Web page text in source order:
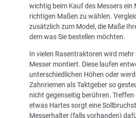
wichtig beim Kauf des Messers ein
richtigen Maßen zu wählen.
zusätzlich zum Model, die Maße
dem was Sie bestellen möchten.
In vielen Rasentraktoren wird mehr
Messer montiert. Diese laufen
unterschiedlichen Höhen oder
Zahnriemen als Taktgeber so
nicht gegenseitig berühren. Treffen
etwas Hartes sorgt eine
Messerhalter (falls vorhanden)